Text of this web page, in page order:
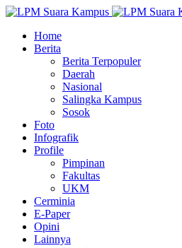
Home
Berita
Berita Terpopuler
Daerah
Nasional
Salingka Kampus
Sosok
Foto
Infografik
Profile
Pimpinan
Fakultas
UKM
Cerminia
E-Paper
Opini
Lainnya